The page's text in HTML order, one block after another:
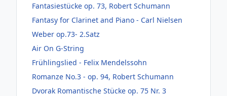
Fantasiestücke op. 73, Robert Schumann
Fantasy for Clarinet and Piano - Carl Nielsen
Weber op.73- 2.Satz
Air On G-String
Frühlingslied - Felix Mendelssohn
Romanze No.3 - op. 94, Robert Schumann
Dvorak Romantische Stücke op. 75 Nr. 3